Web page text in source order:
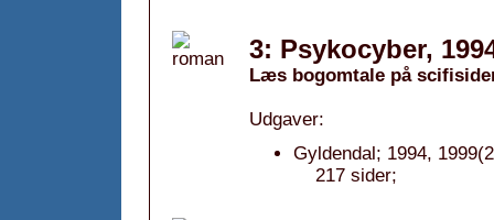
3: Psykocyber,
Læs bogomtale på
Udgaver:
Gyldendal; 1994,
217 sider;